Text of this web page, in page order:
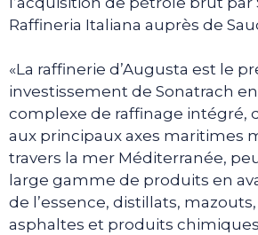
Raffineria Italiana auprès de
«La raffinerie d’Augusta est le
investissement de Sonatrach
complexe de raffinage intégré,
aux principaux axes maritimes
travers la mer Méditerranée,
large gamme de produits en
de l’essence, distillats,
asphaltes et produits